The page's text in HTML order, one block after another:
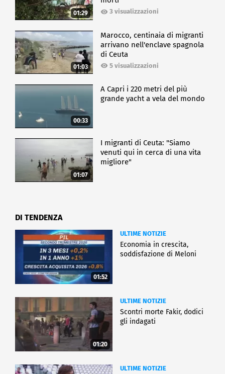
01:29 3 visualizzazioni
01:03
Marocco, centinaia di migranti
arrivano nell'enclave spagnola
di Ceuta
5 visualizzazioni
00:33
A Capri i 220 metri del più
grande yacht a vela del mondo
01:07
I migranti di Ceuta: "Siamo
venuti qui in cerca di una vita
migliore"
DI TENDENZA
01:52
ULTIME NOTIZIE
Economia in crescita,
soddisfazione di Meloni
01:20
ULTIME NOTIZIE
Scontri morte Fakir, dodici
gli indagati
ULTIME NOTIZIE